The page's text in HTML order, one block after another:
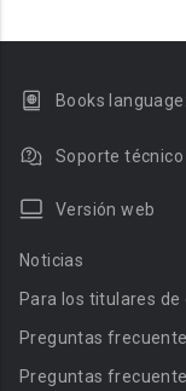
Books language:
Soporte técnico
Versión web
Noticias
Para los titulares
Preguntas
Preguntas